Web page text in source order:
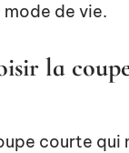
de vie.
la
courte